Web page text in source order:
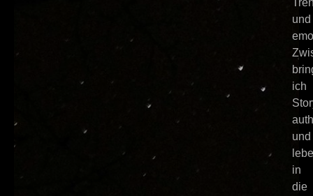
und
ich
und
in
die